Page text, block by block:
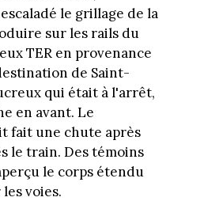
le grillage de la
sur les rails du
TER en provenance
de Saint-
qui était à l'arrêt,
en avant. Le
fait une chute après
le train. Des témoins
le corps étendu
voies.